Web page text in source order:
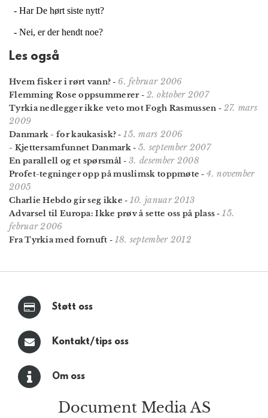
Les også
Hvem fisker i rørt vann? - 6. februar 2006
Flemming Rose oppsummerer- 2. oktober 2007
Tyrkia nedlegger ikke veto mot Fogh Rasmussen- 27. mars
2009
Danmark - for kaukasisk? -15. mars 2006
- Kjettersamfunnet Danmark- 5. september 2007
En parallell og et spørsmål -3. desember 2008
Profet-tegninger opp på muslimsk toppmøte -4. november
2005
Charlie Hebdo gir seg ikke - 10. januar 2013
Advarsel til Europa: Ikke prøv å sette oss på plass -15.
februar 2006
Fra Tyrkia med fornuft - 18. september 2012
Støtt oss
Kontakt/tips oss
Om oss
Document Media AS